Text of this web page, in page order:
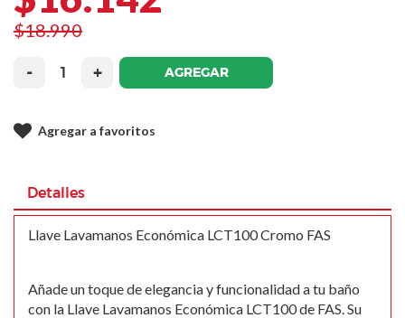
$18.990
-
+ AGREGAR
Agregar a favoritos
Detalles
Llave Lavamanos Económica LCT100 Cromo FAS
Añade un toque de elegancia y funcionalidad a tu baño
con la Llave Lavamanos Económica LCT100 de FAS. Su